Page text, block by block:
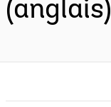
(anglais)